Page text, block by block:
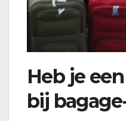
Heb je
bij